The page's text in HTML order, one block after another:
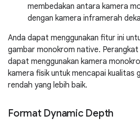
membedakan antara kamera
dengan kamera inframerah
Anda dapat menggunakan fitur ini
gambar monokrom native.
dapat menggunakan kamera
kamera fisik untuk mencapai kualitas
rendah yang lebih baik.
Format Dynamic Depth